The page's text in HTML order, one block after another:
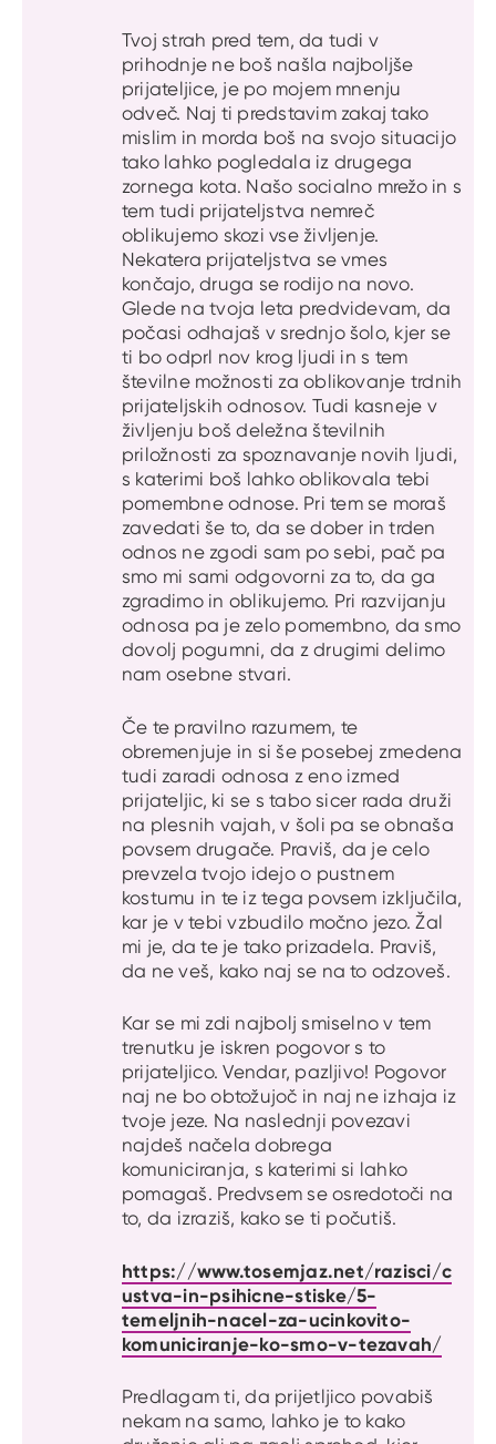
Tvoj strah pred tem, da tudi v
prihodnje ne boš našla najboljše
prijateljice, je po mojem mnenju
odveč. Naj ti predstavim zakaj tako
mislim in morda boš na svojo situacijo
tako lahko pogledala iz drugega
zornega kota. Našo socialno mrežo in s
tem tudi prijateljstva nemreč
oblikujemo skozi vse življenje.
Nekatera prijateljstva se vmes
končajo, druga se rodijo na novo.
Glede na tvoja leta predvidevam, da
počasi odhajaš v srednjo šolo, kjer se
ti bo odprl nov krog ljudi in s tem
številne možnosti za oblikovanje trdnih
prijateljskih odnosov. Tudi kasneje v
življenju boš deležna številnih
priložnosti za spoznavanje novih ljudi,
s katerimi boš lahko oblikovala tebi
pomembne odnose. Pri tem se moraš
zavedati še to, da se dober in trden
odnos ne zgodi sam po sebi, pač pa
smo mi sami odgovorni za to, da ga
zgradimo in oblikujemo. Pri razvijanju
odnosa pa je zelo pomembno, da smo
dovolj pogumni, da z drugimi delimo
nam osebne stvari.
Če te pravilno razumem, te
obremenjuje in si še posebej zmedena
tudi zaradi odnosa z eno izmed
prijateljic, ki se s tabo sicer rada druži
na plesnih vajah, v šoli pa se obnaša
povsem drugače. Praviš, da je celo
prevzela tvojo idejo o pustnem
kostumu in te iz tega povsem izključila,
kar je v tebi vzbudilo močno jezo. Žal
mi je, da te je tako prizadela. Praviš,
da ne veš, kako naj se na to odzoveš.
Kar se mi zdi najbolj smiselno v tem
trenutku je iskren pogovor s to
prijateljico. Vendar, pazljivo! Pogovor
naj ne bo obtožujoč in naj ne izhaja iz
tvoje jeze. Na naslednji povezavi
najdeš načela dobrega
komuniciranja, s katerimi si lahko
pomagaš. Predvsem se osredotoči na
to, da izraziš, kako se ti počutiš.
https://www.tosemjaz.net/razisci/c
ustva-in-psihicne-stiske/5-
temeljnih-nacel-za-ucinkovito-
komuniciranje-ko-smo-v-tezavah/
Predlagam ti, da prijetljico povabiš
nekam na samo, lahko je to kako